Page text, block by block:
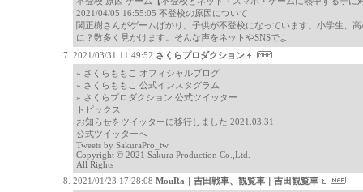
2021/04/05 16:55:05 不登校の原因について
関正樹さんがゲームばかり。子供が不登校になっています。小学生、
に？数多く見かけます。そんな声をネットやSNSでよ
2021/03/31 11:49:52 さくらプロダクション
» さくらももこ オフィシャルブログ
» さくらももこ 公式インスタグラム
» さくらプロダクション 公式ツイッター
トピックス
お知らせをツイッターに移行しました 2021.03.31
公式ツイッターへ
Tweets by SakuraPro_tw
Copyright © 2021 Sakura Production Co.,Ltd.
All Rights
2021/01/23 17:28:08 MouRa｜吉田戦車、観覧車｜吉田観覧車